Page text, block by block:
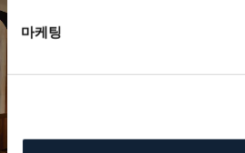
마케팅